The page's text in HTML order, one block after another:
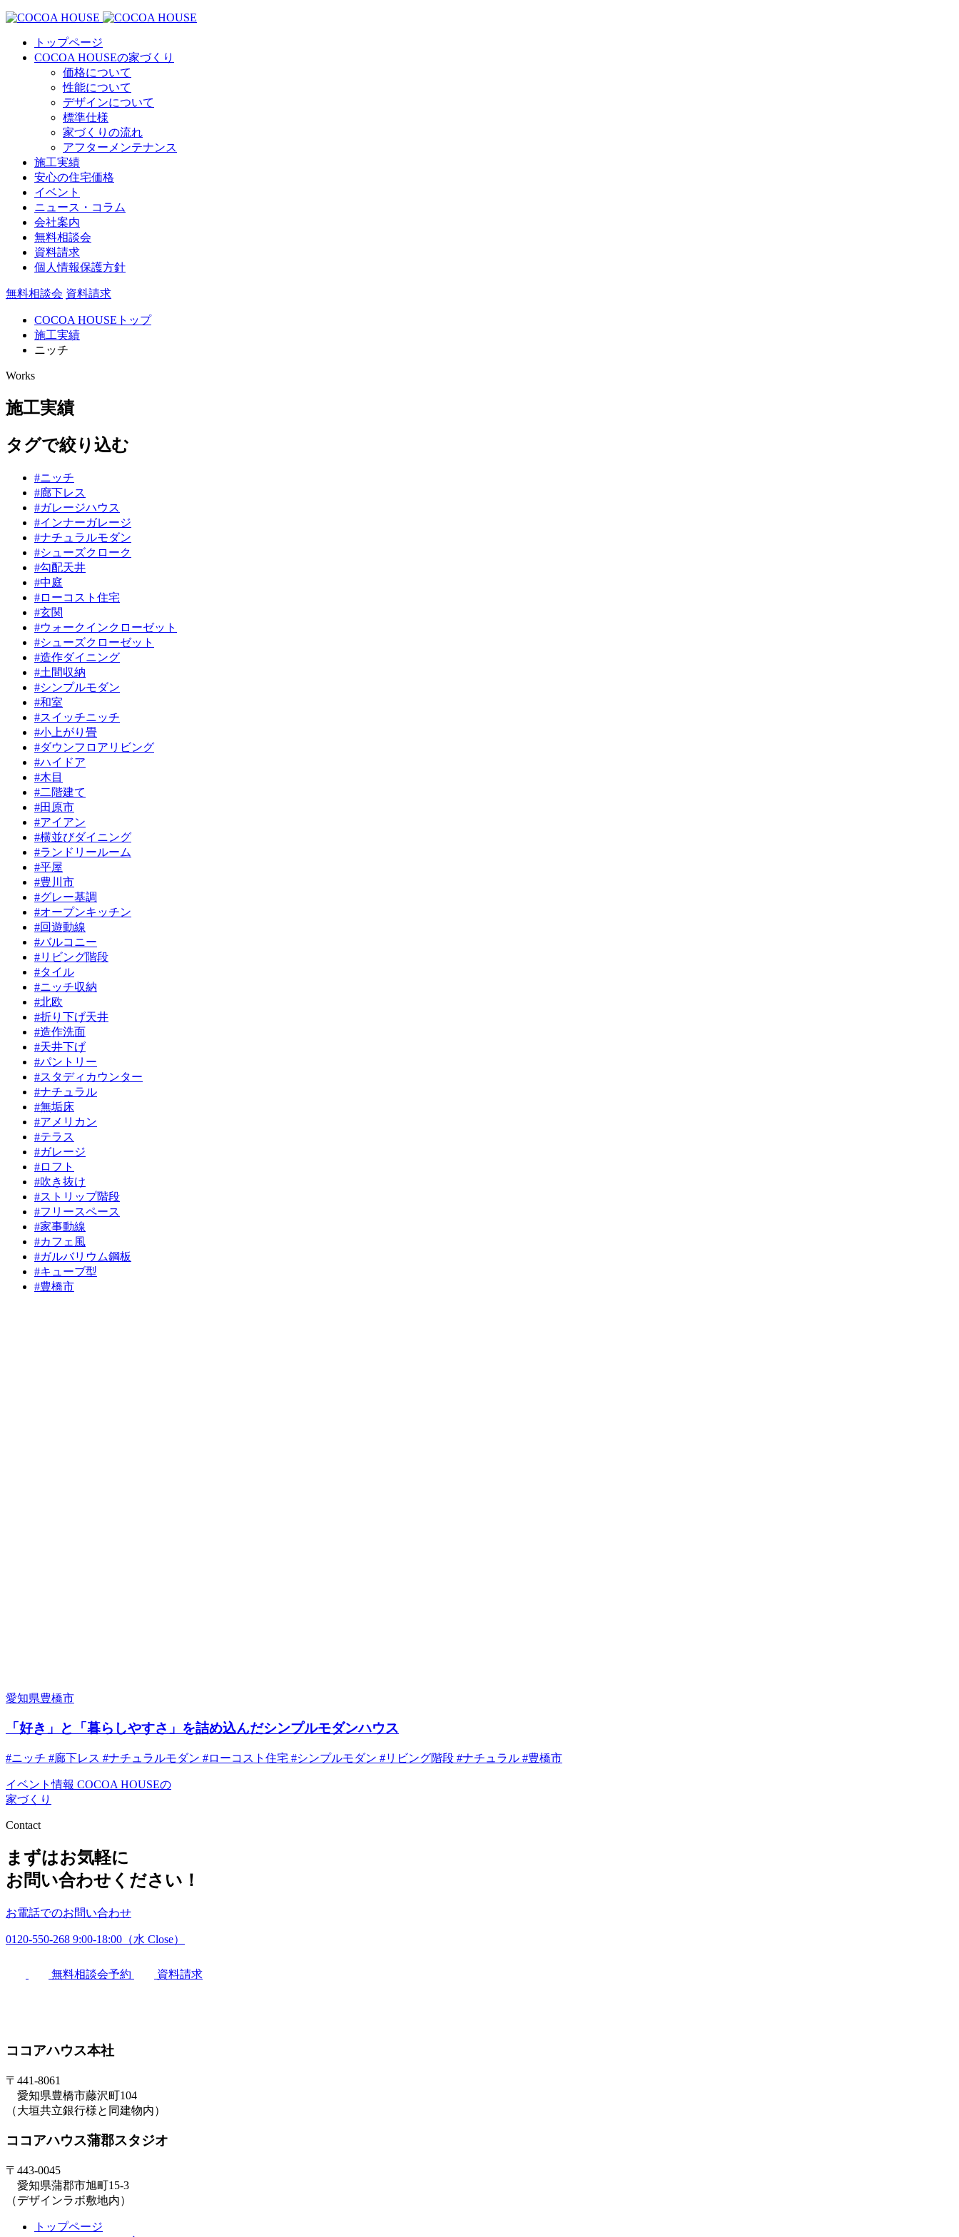
トップページ
COCOA HOUSEの家づくり
価格について
性能について
デザインについて
標準仕様
家づくりの流れ
アフターメンテナンス
施工実績
安心の住宅価格
イベント
ニュース・コラム
会社案内
無料相談会
資料請求
個人情報保護方針
無料相談会 資料請求
COCOA HOUSEトップ
施工実績
ニッチ
Works
施工実績
タグで絞り込む
#ニッチ
#廊下レス
#ガレージハウス
#インナーガレージ
#ナチュラルモダン
#シューズクローク
#勾配天井
#中庭
#ローコスト住宅
#玄関
#ウォークインクローゼット
#シューズクローゼット
#造作ダイニング
#土間収納
#シンプルモダン
#和室
#スイッチニッチ
#小上がり畳
#ダウンフロアリビング
#ハイドア
#木目
#二階建て
#田原市
#アイアン
#横並びダイニング
#ランドリールーム
#平屋
#豊川市
#グレー基調
#オープンキッチン
#回遊動線
#バルコニー
#リビング階段
#タイル
#ニッチ収納
#北欧
#折り下げ天井
#造作洗面
#天井下げ
#パントリー
#スタディカウンター
#ナチュラル
#無垢床
#アメリカン
#テラス
#ガレージ
#ロフト
#吹き抜け
#ストリップ階段
#フリースペース
#家事動線
#カフェ風
#ガルバリウム鋼板
#キューブ型
#豊橋市
愛知県豊橋市
「好き」と「暮らしやすさ」を詰め込んだシンプルモダンハウス
#ニッチ #廊下レス #ナチュラルモダン #ローコスト住宅 #シンプルモダン #リビング階段 #ナチュラル #豊橋市
イベント情報 COCOA HOUSEの
家づくり
Contact
まずはお気軽に
お問い合わせください！
お電話でのお問い合わせ
0120-550-268 9:00-18:00（水 Close）
無料相談会予約 資料請求
ココアハウス本社
〒441-8061
愛知県豊橋市藤沢町104
（大垣共立銀行様と同建物内）
ココアハウス蒲郡スタジオ
〒443-0045
愛知県蒲郡市旭町15-3
（デザインラボ敷地内）
トップページ